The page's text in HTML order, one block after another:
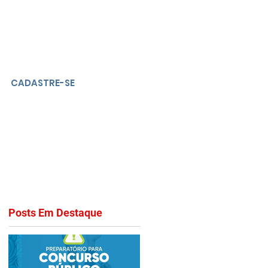
CADASTRE-SE
Posts Em Destaque